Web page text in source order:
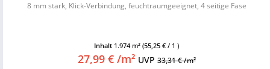
8 mm stark, Klick-Verbindung, feuchtraumgeeignet, 4 seitige Fase
Inhalt 1.974 m² (55,25 € / 1 )
27,99 € /m² UVP33,31 € /m²